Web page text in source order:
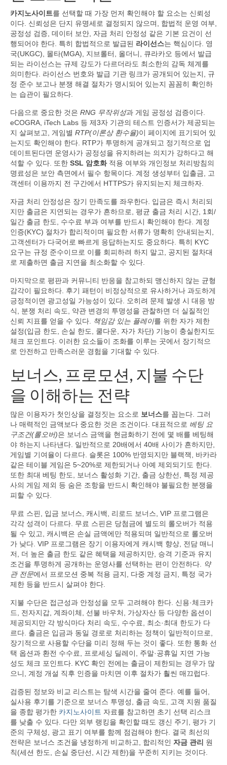
카지노사이트를 선택할 때 가장 먼저 확인해야 할 요소는 신뢰성
이다. 신뢰성은 단지 유명세로 결정되지 않으며, 합법적 운영 여부,
공정성 검증, 데이터 보안, 자금 처리 안정성 같은 기본 요건이 선
행되어야 한다. 특히 합법적으로 발급된 라이선스는 핵심이다. 영
국(UKGC), 몰타(MGA), 지브롤터, 올더니, 큐라카오 등에서 발급
되는 라이선스는 규제 강도가 다르더라도 최소한의 감독 체계를
의미한다. 라이선스 번호와 발급 기관 링크가 공개되어 있는지, 규
정 준수 보고나 분쟁 해결 절차가 명시되어 있는지 꼼꼼히 확인하
는 습관이 필요하다.
다음으로 중요한 것은 RNG 무작위성과 게임 공정성 검증이다.
eCOGRA, iTech Labs 등 제3자 기관의 테스트 인증서가 제공되는
지 살펴보고, 게임별 RTP(이론상 환수율)이 페이지에 표기되어 있
는지도 확인해야 한다. RTP가 투명하게 공개되고 정기적으로 업
데이트된다면 운영사가 공정성을 유지하려는 의지가 강하다고 해
석할 수 있다. 또한 SSL 암호화적용 여부와 개인정보 처리방침의
명료성은 보안 측면에서 필수 항목이다. 계정 생성부터 입출금, 고
객센터 이용까지 전 구간에서 HTTPS가 유지되는지 체크하자.
자금 처리 안정성은 장기 만족도를 좌우한다. 입금은 즉시 처리되
지만 출금은 지연되는 경우가 흔하므로, 평균 출금 처리 시간, 1회/
일간 출금 한도, 수수료 부과 여부를 반드시 확인해야 한다. 계정
인증(KYC) 절차가 합리적이며 필요한 서류가 명확히 안내되는지,
고객센터가 다국어로 빠르게 응답하는지도 중요하다. 특히 KYC
요구는 규정 준수이므로 이를 회피하려 하지 말고, 공지된 절차대
로 제출하면 출금 지연을 최소화할 수 있다.
마지막으로 평판과 커뮤니티 반응을 참고하되 맹신하지 않는 균형
감각이 필요하다. 후기 패턴이 비정상적으로 유사하거나 과도하게
긍정적이면 광고성일 가능성이 있다. 오히려 문제 발생 시 대응 방
식, 분쟁 처리 속도, 약관 변경의 투명성을 관찰하면 더 실질적인
신뢰 지표를 얻을 수 있다.
책임감 있는 플레이를 위한 자가 제한
설정(입금 한도, 손실 한도, 쿨다운, 자가 차단) 기능이 충실한지도
체크 포인트다. 이러한 요소들이 조화를 이루는 곳에서 장기적으
로 안전하고 만족스러운 경험을 기대할 수 있다.
보너스, 프로모션, 지불 수단
을 이해하는 전략
많은 이용자가 첫인상을 결정짓는 요소로 보너스를 꼽는다. 그러
나 매력적인 금액보다 중요한 것은 조건이다. 대표적으로 베팅 요
구조건(롤오버)은 보너스 금액을 현금화하기 전에 몇 배를 베팅해
야 하는지 나타낸다. 일반적으로 20배에서 40배 사이가 흔하지만,
게임별 기여율이 다르다. 슬롯은 100% 반영되지만 블랙잭, 바카라
같은 테이블 게임은 5~20%로 제한되거나 아예 제외되기도 한다.
또한 최대 베팅 한도, 보너스 활성화 기간, 출금 상한선, 특정 제공
사의 게임 제외 등 숨은 조항을 반드시 확인해야 불필요한 분쟁을
피할 수 있다.
무료 스핀, 입금 보너스, 캐시백, 리로드 보너스, VIP 프로그램은
각각 성격이 다르다. 무료 스핀은 당첨금에 별도의 롤오버가 적용
될 수 있고, 캐시백은 손실 금액에만 적용되며 일반적으로 롤오버
가 낮다. VIP 프로그램은 장기 이용자에게 캐시백 향상, 전담 매니
저, 더 높은 출금 한도 같은 혜택을 제공하지만, 승격 기준과 유지
조건을 투명하게 공개하는 운영사를 선택하는 편이 안전하다. 약
관 전문에서 프로모션 중복 적용 금지, 다중 계정 금지, 특정 국가
제한 등을 반드시 살펴야 한다.
지불 수단은 접근성과 안정성을 모두 고려해야 한다. 신용·체크카
드, 전자지갑, 계좌이체, 선불 바우처, 가상자산 등 다양한 옵션이
제공되지만 각 방식마다 처리 속도, 수수료, 최소·최대 한도가 다
르다. 출금은 입금과 동일 경로로 처리하는 정책이 일반적이므로,
장기적으로 사용할 수단을 미리 정해 두는 것이 좋다. 또한 통화 선
택 옵션과 환전 수수료, 프로세싱 딜레이, 주말·공휴일 지연 가능
성도 체크 포인트다. KYC 확인 전에는 출금이 제한되는 경우가 많
으니, 계정 개설 직후 인증을 마치면 이후 절차가 훨씬 매끄럽다.
검증된 정보와 비교 리스트는 탐색 시간을 줄여 준다. 예를 들어,
실사용 후기를 기준으로 보너스 투명성, 출금 속도, 고객 지원 품질
을 종합 평가한 카지노사이트 자료를 참고하면 초기 선택 리스크
를 낮출 수 있다. 다만 외부 랭킹을 확인할 때도 갱신 주기, 평가 기
준의 구체성, 광고 표기 여부를 함께 점검해야 한다. 결국 최선의
전략은 보너스 조건을 냉정하게 비교하고, 합리적인 자금 관리 원
칙(세션 한도, 손실 중단선, 시간 제한)을 꾸준히 지키는 것이다.